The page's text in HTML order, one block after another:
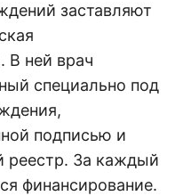
заставляют
В ней врач
специально под
подписью и
реестр. За каждый
финансирование.